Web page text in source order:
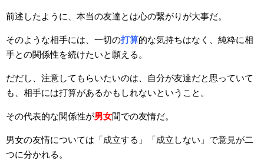
前述したように、本当の友達とは心の繋がりが大事だ。
そのような相手には、一切の打算的な気持ちはなく、純粋に相
手との関係性を続けたいと願える。
だだし、注意してもらいたいのは、自分が友達だと思っていて
も、相手には打算があるかもしれないということ。
その代表的な関係性が男女間での友情だ。
男女の友情については「成立する」「成立しない」で意見が二
つに分かれる。